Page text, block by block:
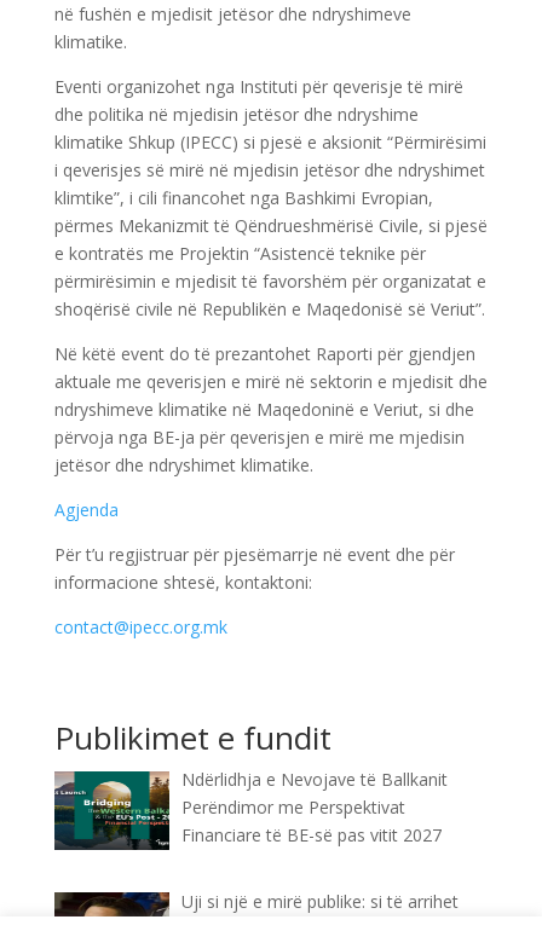
në fushën e mjedisit jetësor dhe ndryshimeve
klimatike.
Eventi organizohet nga Instituti për qeverisje të mirë
dhe politika në mjedisin jetësor dhe ndryshime
klimatike Shkup (IPECC) si pjesë e aksionit “Përmirësimi
i qeverisjes së mirë në mjedisin jetësor dhe ndryshimet
klimtike”, i cili financohet nga Bashkimi Evropian,
përmes Mekanizmit të Qëndrueshmërisë Civile, si pjesë
e kontratës me Projektin “Asistencë teknike për
përmirësimin e mjedisit të favorshëm për organizatat e
shoqërisë civile në Republikën e Maqedonisë së Veriut”.
Në këtë event do të prezantohet Raporti për gjendjen
aktuale me qeverisjen e mirë në sektorin e mjedisit dhe
ndryshimeve klimatike në Maqedoninë e Veriut, si dhe
përvoja nga BE-ja për qeverisjen e mirë me mjedisin
jetësor dhe ndryshimet klimatike.
Agjenda
Për t’u regjistruar për pjesëmarrje në event dhe për
informacione shtesë, kontaktoni:
contact@ipecc.org.mk
Publikimet e fundit
Ndërlidhja e Nevojave të Ballkanit
Perëndimor me Perspektivat
Financiare të BE-së pas vitit 2027
Uji si një e mirë publike: si të arrihet